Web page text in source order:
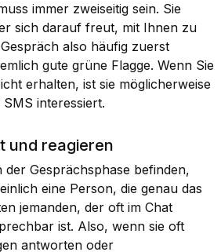
immer zweiseitig sein. Sie
sich darauf freut, mit Ihnen zu
also häufig zuerst
gute grüne Flagge. Wenn Sie
erhalten, ist sie möglicherweise
interessiert.
und reagieren
der Gesprächsphase befinden,
eine Person, die genau das
jemanden, der oft im Chat
ist. Also, wenn sie oft
antworten oder